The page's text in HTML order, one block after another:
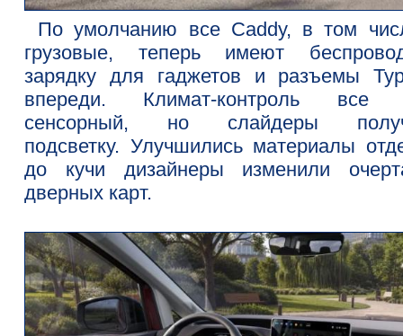
По умолчанию все Caddy, в том
грузовые, теперь имеют
зарядку для гаджетов и разъемы
впереди. Климат-контроль все
сенсорный, но слайдеры
подсветку. Улучшились материалы
до кучи дизайнеры изменили
дверных карт.